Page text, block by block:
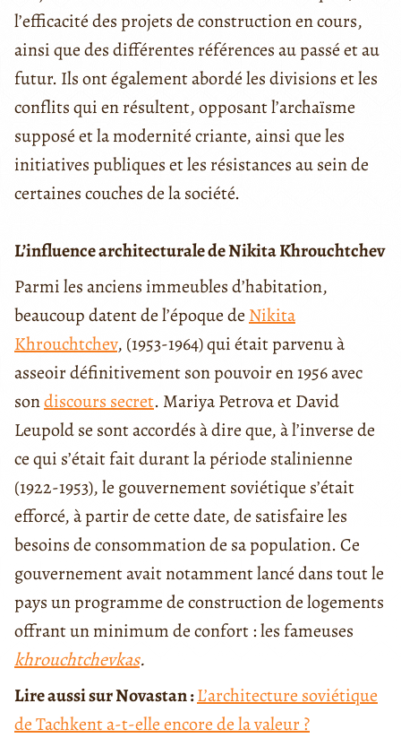
l’efficacité des projets de construction en cours,
ainsi que des différentes références au passé et au
futur. Ils ont également abordé les divisions et les
conflits qui en résultent, opposant l’archaïsme
supposé et la modernité criante, ainsi que les
initiatives publiques et les résistances au sein de
certaines couches de la société.
L’influence architecturale de Nikita Khrouchtchev
Parmi les anciens immeubles d’habitation,
beaucoup datent de l’époque de Nikita
Khrouchtchev, (1953-1964) qui était parvenu à
asseoir définitivement son pouvoir en 1956 avec
sondiscours secret. Mariya Petrova et David
Leupold se sont accordés à dire que, à l’inverse de
ce qui s’était fait durant la période stalinienne
(1922-1953), le gouvernement soviétique s’était
efforcé, à partir de cette date, de satisfaire les
besoins de consommation de sa population. Ce
gouvernement avait notamment lancé dans tout le
pays un programme de construction de logements
offrant un minimum de confort : les fameuses
khrouchtchevkas.
Lire aussi sur Novastan :L’architecture soviétique
de Tachkent a-t-elle encore de la valeur ?